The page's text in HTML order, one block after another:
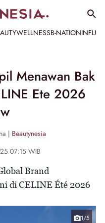
WELLNESSB-NATION
Menawan Bak
Ete 2026
| Beautynesia
07:15 WIB
Brand
di CELINE Été 2026
1/5